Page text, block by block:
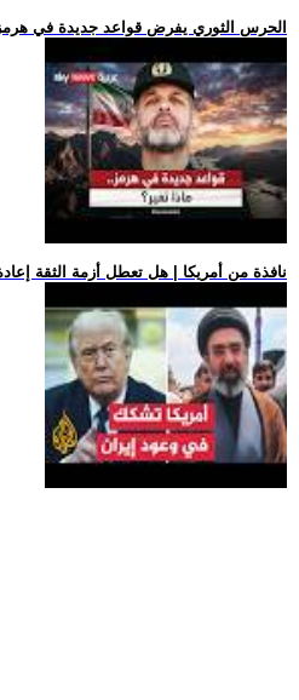
.. الحرس الثوري يفرض قواعد جديدة في
.. نافذة من أمريكا | هل تعطل أزمة الثقة